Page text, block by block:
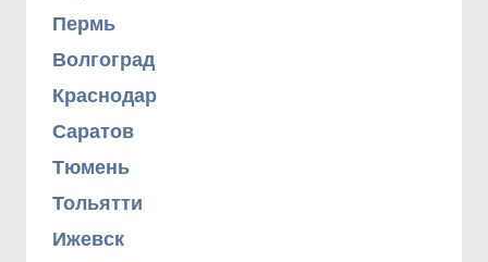
Пермь
Волгоград
Краснодар
Саратов
Тюмень
Тольятти
Ижевск